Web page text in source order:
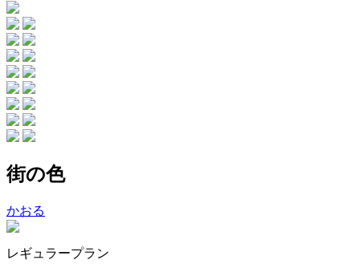
街の色
かおる
レギュラープラン